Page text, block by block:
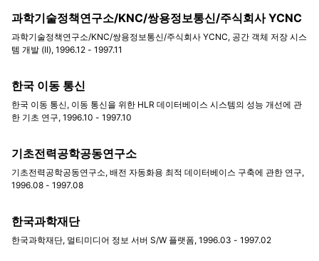
과학기술정책연구소/KNC/쌍용정보통신/주식회사 YCNC
과학기술정책연구소/KNC/쌍용정보통신/주식회사 YCNC, 공간 객체 저장 시스
템 개발 (II), 1996.12 - 1997.11
한국 이동 통신
한국 이동 통신, 이동 통신을 위한 HLR 데이터베이스 시스템의 성능 개선에 관
한 기초 연구, 1996.10 - 1997.10
기초전력공학공동연구소
기초전력공학공동연구소, 배전 자동화용 최적 데이터베이스 구축에 관한 연구,
1996.08 - 1997.08
한국과학재단
한국과학재단, 멀티미디어 정보 서버 S/W 플랫폼, 1996.03 - 1997.02